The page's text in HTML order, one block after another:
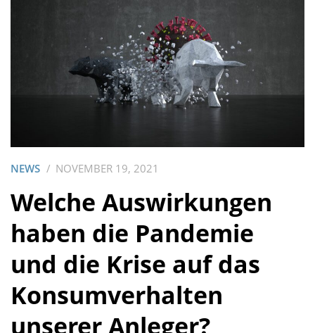
NEWS NOVEMBER 19, 2021
Welche Auswirkungen
haben die Pandemie
und die Krise auf das
Konsumverhalten
unserer Anleger?